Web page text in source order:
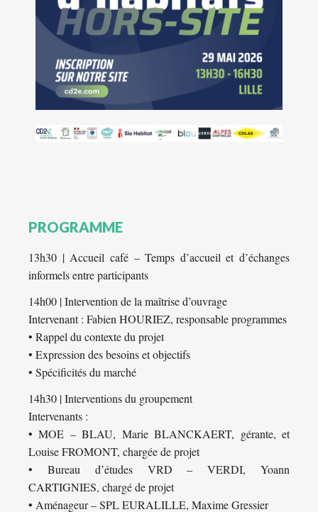
PROGRAMME
13h30 | Accueil café – Temps d’accueil et d’échanges
informels entre participants
14h00 | Intervention de la maîtrise d’ouvrage
Intervenant : Fabien HOURIEZ, responsable programmes
• Rappel du contexte du projet
• Expression des besoins et objectifs
• Spécificités du marché
14h30 | Interventions du groupement
Intervenants :
• MOE – BLAU, Marie BLANCKAERT, gérante, et
Louise FROMONT, chargée de projet
• Bureau d’études VRD – VERDI, Yoann
CARTIGNIES, chargé de projet
• Aménageur – SPL EURALILLE, Maxime Gressier